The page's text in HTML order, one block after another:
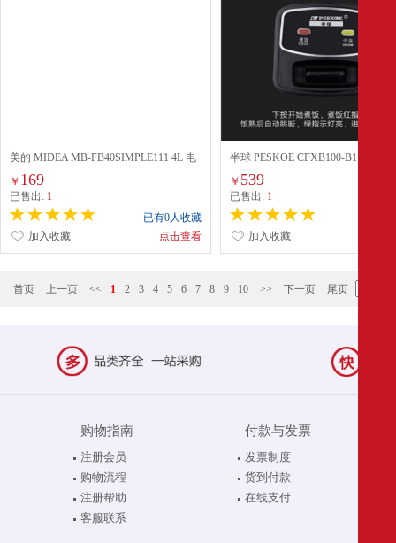
美的 MIDEA MB-FB40SIMPLE111 4L 电
饭煲
￥ 169
已售出: 1
已有0人收藏
点击查看
加入收藏
半球 PESKOE CFXB100-B1 10L 电
不锈钢色
￥ 539
已售出: 1
加入收藏
首页 上一页 << 1 2 3 4 5 6 7 8 9 10 >> 下一页 尾页
购物指南
注册会员
购物流程
注册帮助
客服联系
付款与发票
发票制度
货到付款
在线支付